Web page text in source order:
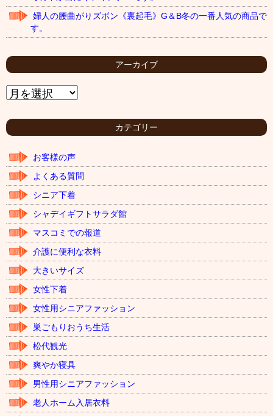
婦人の腰曲がりズボン《裏起毛》G＆B冬の一番人気の商品で
す。
アーカイブ
ア
ー
イ
カテゴリー
お客様の声
よくある質問
シニア下着
シャデイギフトサラダ館
マスコミでの報道
介護に便利な衣料
大きいサイズ
女性下着
女性用シニアファッション
巣ごもりおうち生活
松代観光
爽やか寝具
男性用シニアファッション
老人ホーム入居衣料